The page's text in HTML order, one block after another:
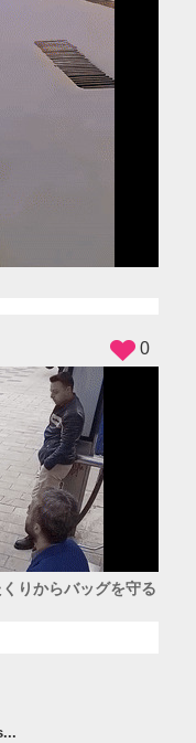
りからバッグを守る
0